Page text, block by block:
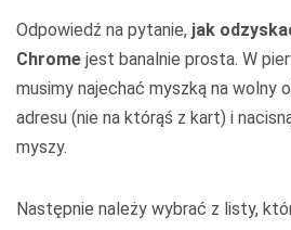
Odpowiedź na pytanie, jak
Chrome jest banalnie prosta. W
musimy najechać myszką na wolny
adresu (nie na którąś z kart) i
myszy.
Następnie należy wybrać z listy,